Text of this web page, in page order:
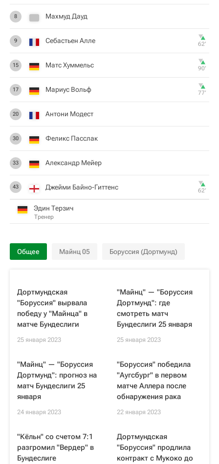
8 Махмуд Дауд
9 Себастьен Алле 62‎’‎
15 Матс Хуммельс 90‎’‎
17 Мариус Вольф 77‎’‎
20 Антони Модест
30 Феликс Пасслак
33 Александр Мейер
43 Джейми Байно-Гиттенс 62‎’‎
Эдин Терзич
Тренер
Общее Майнц 05 Боруссия (Дортмунд)
Дортмундская
"Боруссия" вырвала
победу у "Майнца" в
матче Бундеслиги
25 января 2023
"Майнц" — "Боруссия
Дортмунд": где
смотреть матч
Бундеслиги 25 января
25 января 2023
"Майнц" — "Боруссия
Дортмунд": прогноз на
матч Бундеслиги 25
января
24 января 2023
"Боруссия" победила
"Аугсбург" в первом
матче Аллера после
обнаружения рака
22 января 2023
"Кёльн" со счетом 7:1
разгромил "Вердер" в
Бундеслиге
Дортмундская
"Боруссия" продлила
контракт с Мукоко до